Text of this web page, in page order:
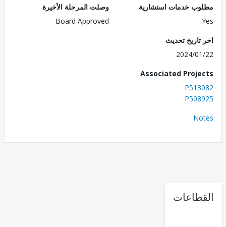
خدمات استشارية
وصلت المرحلة الأخيرة
Board Approved
تحديث
2024/
Associated